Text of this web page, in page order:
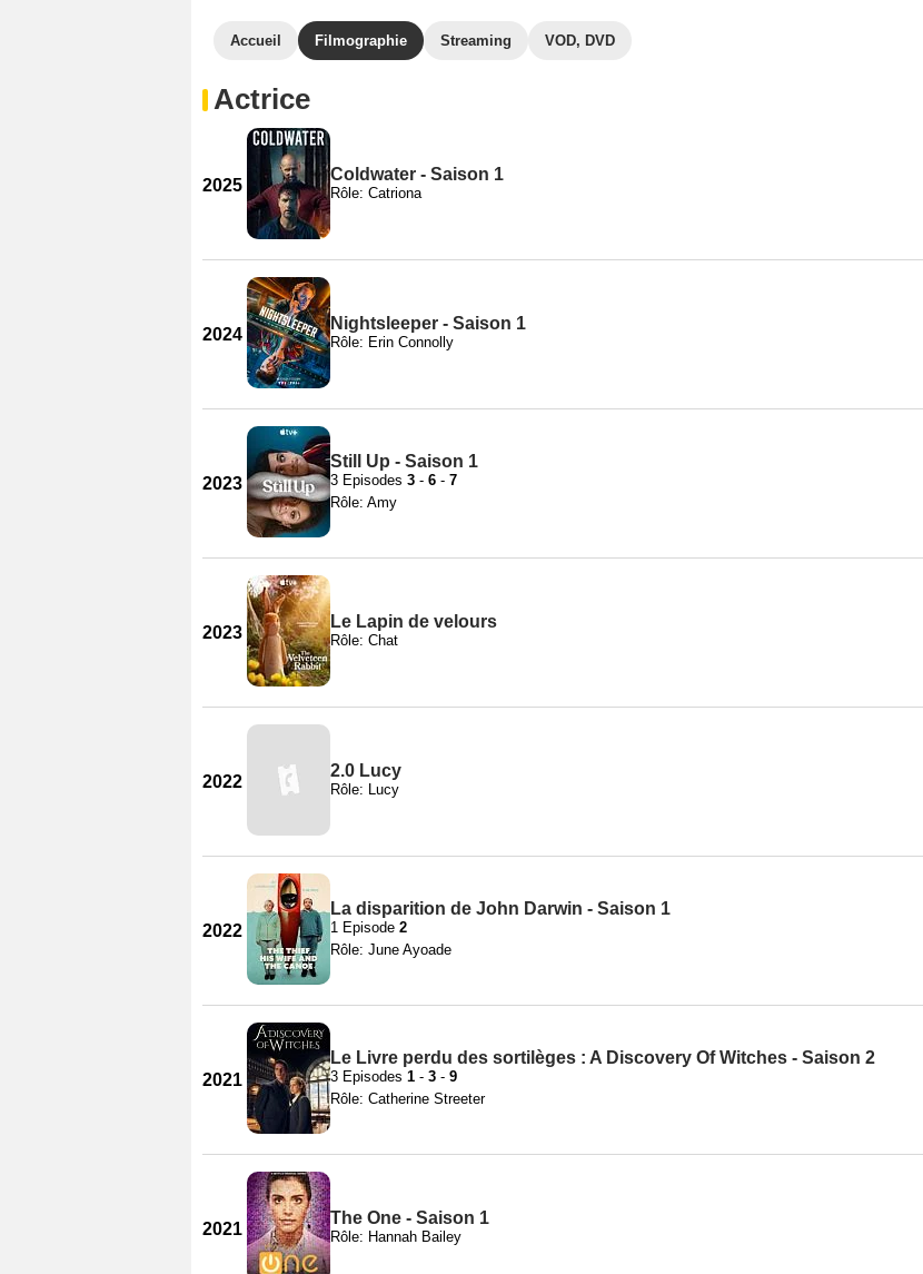
Accueil Filmographie Streaming VOD, DVD
Actrice
2025
Coldwater - Saison 1
Rôle: Catriona
2024
Nightsleeper - Saison 1
Rôle: Erin Connolly
2023
Still Up - Saison 1
3 Episodes 3 - 6 - 7
Rôle: Amy
2023
Le Lapin de velours
Rôle: Chat
2022
2.0 Lucy
Rôle: Lucy
2022
La disparition de John Darwin - Saison 1
1 Episode 2
Rôle: June Ayoade
2021
Le Livre perdu des sortilèges : A Discovery Of Witches - Saison 2
3 Episodes 1 - 3 - 9
Rôle: Catherine Streeter
2021
The One - Saison 1
Rôle: Hannah Bailey